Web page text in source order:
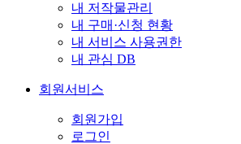
내 저작물관리
내 구매·신청 현황
내 서비스 사용권한
내 관심 DB
회원서비스
회원가입
로그인